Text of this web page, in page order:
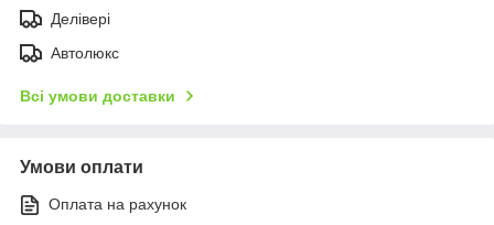
Делівері
Автолюкс
Всі умови доставки
Умови оплати
Оплата на рахунок